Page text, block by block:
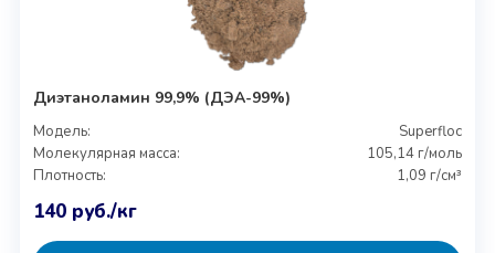
Диэтаноламин 99,9% (ДЭА-99%)
Модель:
Superfloc
Молекулярная масса:
105,14 г/моль
Плотность:
1,09 г/см³
140 руб./кг